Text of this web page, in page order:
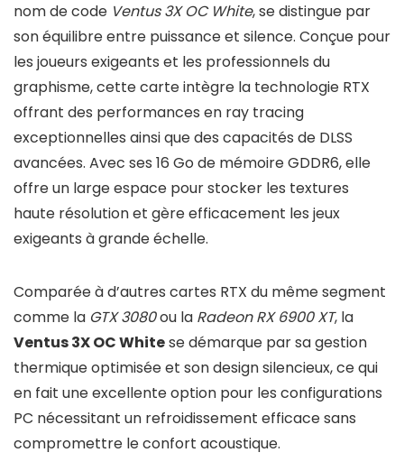
nom de code Ventus 3X OC White, se distingue par
son équilibre entre puissance et silence. Conçue pour
les joueurs exigeants et les professionnels du
graphisme, cette carte intègre la technologie RTX
offrant des performances en ray tracing
exceptionnelles ainsi que des capacités de DLSS
avancées. Avec ses 16 Go de mémoire GDDR6, elle
offre un large espace pour stocker les textures
haute résolution et gère efficacement les jeux
exigeants à grande échelle.
Comparée à d’autres cartes RTX du même segment
comme la GTX 3080ou la Radeon RX 6900 XT, la
Ventus 3X OC Whitese démarque par sa gestion
thermique optimisée et son design silencieux, ce qui
en fait une excellente option pour les configurations
PC nécessitant un refroidissement efficace sans
compromettre le confort acoustique.